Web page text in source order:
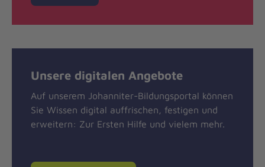
Unsere digitalen Angebote
Auf unserem Johanniter-Bildungsportal können
Sie Wissen digital auffrischen, festigen und
erweitern: Zur Ersten Hilfe und vielem mehr.